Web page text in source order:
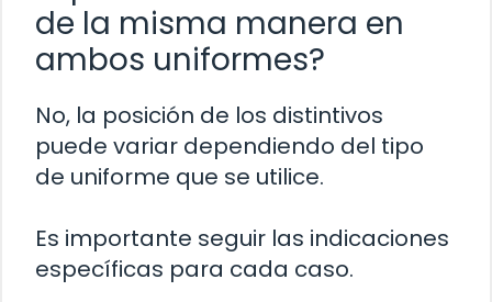
de la misma manera en
ambos uniformes?
No, la posición de los distintivos
puede variar dependiendo del tipo
de uniforme que se utilice.
Es importante seguir las indicaciones
específicas para cada caso.